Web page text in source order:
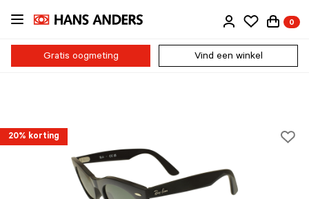
Ga
naar
inhoud
0
Gratis oogmeting Vind een winkel
20% korting